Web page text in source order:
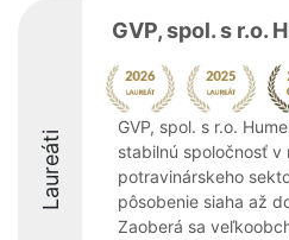
Laureáti
GVP, spol. s r.o.
GVP, spol. s r.o.
stabilnú spoločnosť v
potravinárskeho
pôsobenie siaha až
Zaoberá sa